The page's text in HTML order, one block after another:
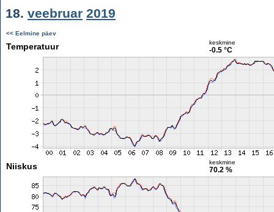
18. veebruar 2019
<< Eelmine päev
Temperatuur keskmine
-0.5 °C
Niiskus keskmine
70.2 %